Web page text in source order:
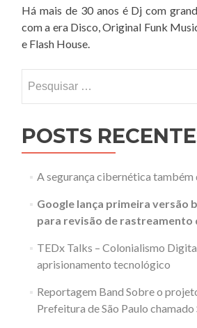
Há mais de 30 anos é Dj com
com a era Disco, Original Funk
e Flash House.
por:
POSTS
A segurança cibernética também
Google lança primeira versão
para revisão de rastreamento
TEDx Talks – Colonialismo
aprisionamento tecnológico
Reportagem Band Sobre o
Prefeitura de São Paulo chamado